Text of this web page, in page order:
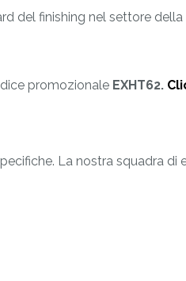
del finishing nel settore
promozionale EXHT62.
La nostra squadra di